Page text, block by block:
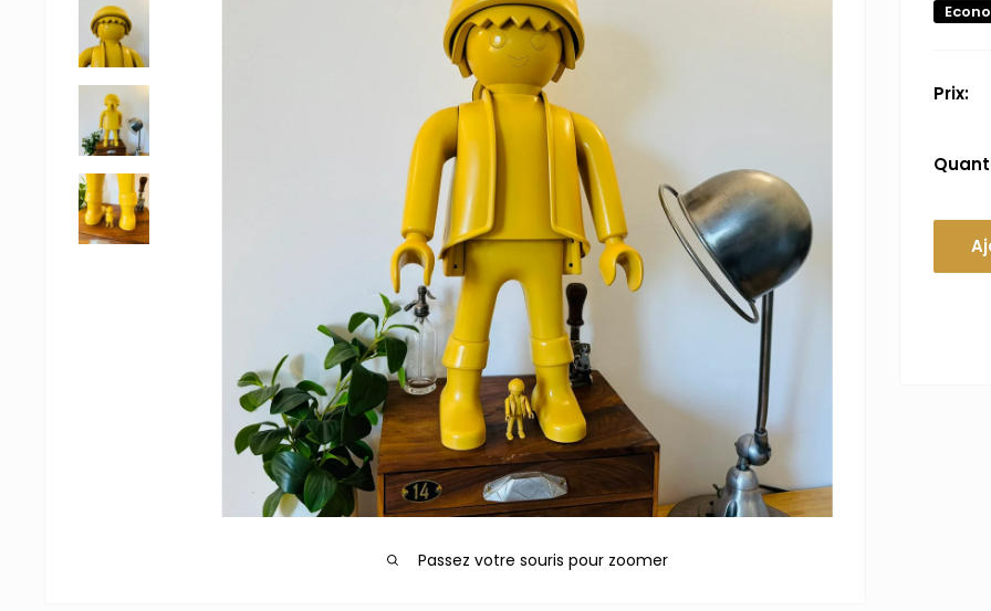
Passez votre souris pour zoomer
Prix: